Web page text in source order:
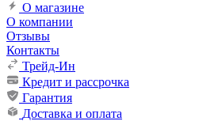
О магазине
О компании
Отзывы
Контакты
Трейд-Ин
Кредит и рассрочка
Гарантия
Доставка и оплата